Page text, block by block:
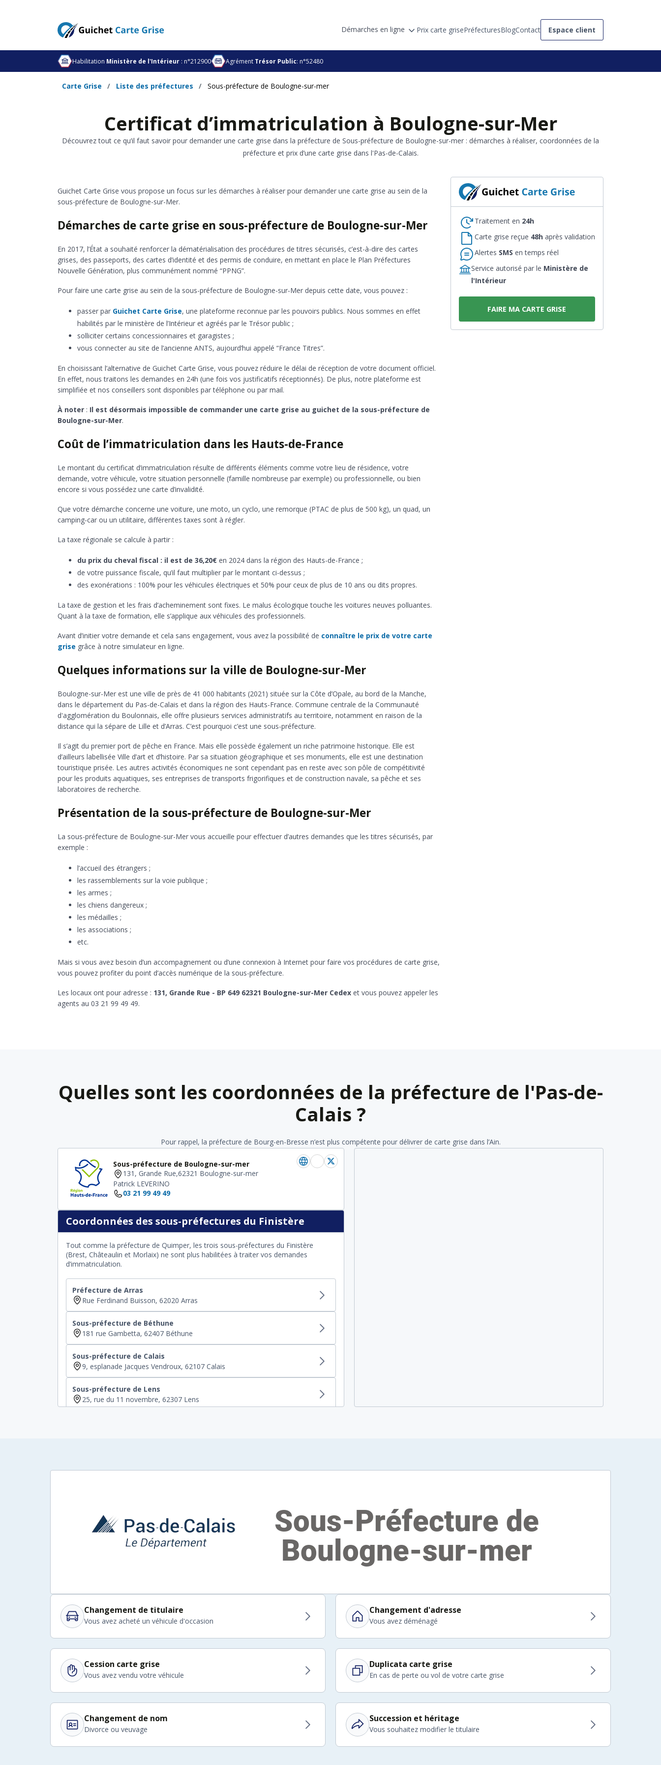
Démarches en ligne Prix carte grisePréfecturesBlogContact Espace client
Habilitation Ministère de l'Intérieur : n°212900 Agrément Trésor Public: n°52480
Carte Grise Liste des préfectures Sous-préfecture de Boulogne-sur-mer
Certificat d’immatriculation à Boulogne-sur-Mer
Découvrez tout ce qu’il faut savoir pour demander une carte grise dans la préfecture de Sous-préfecture de Boulogne-sur-mer : démarches à réaliser, coordonnées de la
préfecture et prix d’une carte grise dans l'Pas-de-Calais.
Guichet Carte Grise vous propose un focus sur les démarches à réaliser pour demander une carte grise au sein de la
sous-préfecture de Boulogne-sur-Mer.
Démarches de carte grise en sous-préfecture de Boulogne-sur-Mer
En 2017, l’État a souhaité renforcer la dématérialisation des procédures de titres sécurisés, c’est-à-dire des cartes
grises, des passeports, des cartes d’identité et des permis de conduire, en mettant en place le Plan Préfectures
Nouvelle Génération, plus communément nommé “PPNG”.
Pour faire une carte grise au sein de la sous-préfecture de Boulogne-sur-Mer depuis cette date, vous pouvez :
passer par Guichet Carte Grise, une plateforme reconnue par les pouvoirs publics. Nous sommes en effet
habilités par le ministère de l’Intérieur et agréés par le Trésor public ;
solliciter certains concessionnaires et garagistes ;
vous connecter au site de l’ancienne ANTS, aujourd’hui appelé “France Titres”.
En choisissant l’alternative de Guichet Carte Grise, vous pouvez réduire le délai de réception de votre document officiel.
En effet, nous traitons les demandes en 24h (une fois vos justificatifs réceptionnés). De plus, notre plateforme est
simplifiée et nos conseillers sont disponibles par téléphone ou par mail.
À noter : Il est désormais impossible de commander une carte grise au guichet de la sous-préfecture de
Boulogne-sur-Mer.
Coût de l’immatriculation dans les Hauts-de-France
Le montant du certificat d’immatriculation résulte de différents éléments comme votre lieu de résidence, votre
demande, votre véhicule, votre situation personnelle (famille nombreuse par exemple) ou professionnelle, ou bien
encore si vous possédez une carte d’invalidité.
Que votre démarche concerne une voiture, une moto, un cyclo, une remorque (PTAC de plus de 500 kg), un quad, un
camping-car ou un utilitaire, différentes taxes sont à régler.
La taxe régionale se calcule à partir :
du prix du cheval fiscal : il est de 36,20€ en 2024 dans la région des Hauts-de-France ;
de votre puissance fiscale, qu’il faut multiplier par le montant ci-dessus ;
des exonérations : 100% pour les véhicules électriques et 50% pour ceux de plus de 10 ans ou dits propres.
La taxe de gestion et les frais d’acheminement sont fixes. Le malus écologique touche les voitures neuves polluantes.
Quant à la taxe de formation, elle s’applique aux véhicules des professionnels.
Avant d’initier votre demande et cela sans engagement, vous avez la possibilité de connaître le prix de votre carte
grise grâce à notre simulateur en ligne.
Quelques informations sur la ville de Boulogne-sur-Mer
Boulogne-sur-Mer est une ville de près de 41 000 habitants (2021) située sur la Côte d’Opale, au bord de la Manche,
dans le département du Pas-de-Calais et dans la région des Hauts-France. Commune centrale de la Communauté
d'agglomération du Boulonnais, elle offre plusieurs services administratifs au territoire, notamment en raison de la
distance qui la sépare de Lille et d’Arras. C’est pourquoi c’est une sous-préfecture.
Il s’agit du premier port de pêche en France. Mais elle possède également un riche patrimoine historique. Elle est
d’ailleurs labellisée Ville d’art et d’histoire. Par sa situation géographique et ses monuments, elle est une destination
touristique prisée. Les autres activités économiques ne sont cependant pas en reste avec son pôle de compétitivité
pour les produits aquatiques, ses entreprises de transports frigorifiques et de construction navale, sa pêche et ses
laboratoires de recherche.
Présentation de la sous-préfecture de Boulogne-sur-Mer
La sous-préfecture de Boulogne-sur-Mer vous accueille pour effectuer d’autres demandes que les titres sécurisés, par
exemple :
l’accueil des étrangers ;
les rassemblements sur la voie publique ;
les armes ;
les chiens dangereux ;
les médailles ;
les associations ;
etc.
Mais si vous avez besoin d’un accompagnement ou d’une connexion à Internet pour faire vos procédures de carte grise,
vous pouvez profiter du point d’accès numérique de la sous-préfecture.
Les locaux ont pour adresse : 131, Grande Rue - BP 649 62321 Boulogne-sur-Mer Cedex et vous pouvez appeler les
agents au 03 21 99 49 49.
Traitement en 24h
Carte grise reçue 48haprès validation
Alertes SMS en temps réel
Service autorisé par le Ministère de
l'Intérieur
FAIRE MA CARTE GRISE
Quelles sont les coordonnées de la préfecture de l'Pas-de-
Calais ?
Pour rappel, la préfecture de Bourg-en-Bresse n’est plus compétente pour délivrer de carte grise dans l’Ain.
Sous-préfecture de Boulogne-sur-mer
131, Grande Rue,62321 Boulogne-sur-mer
Patrick LEVERINO
03 21 99 49 49
Coordonnées des sous-préfectures du Finistère
Tout comme la préfecture de Quimper, les trois sous-préfectures du Finistère
(Brest, Châteaulin et Morlaix) ne sont plus habilitées à traiter vos demandes
d’immatriculation.
Préfecture de Arras
Rue Ferdinand Buisson, 62020 Arras
Sous-préfecture de Béthune
181 rue Gambetta, 62407 Béthune
Sous-préfecture de Calais
9, esplanade Jacques Vendroux, 62107 Calais
Sous-préfecture de Lens
25, rue du 11 novembre, 62307 Lens
Changement de titulaire
Vous avez acheté un véhicule d'occasion
Changement d'adresse
Vous avez déménagé
Cession carte grise
Vous avez vendu votre véhicule
Duplicata carte grise
En cas de perte ou vol de votre carte grise
Changement de nom
Divorce ou veuvage
Succession et héritage
Vous souhaitez modifier le titulaire